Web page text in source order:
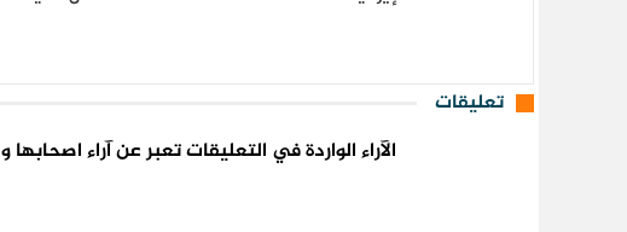
تعليقات
الآراء الواردة في التعليقات تعبر عن آراء